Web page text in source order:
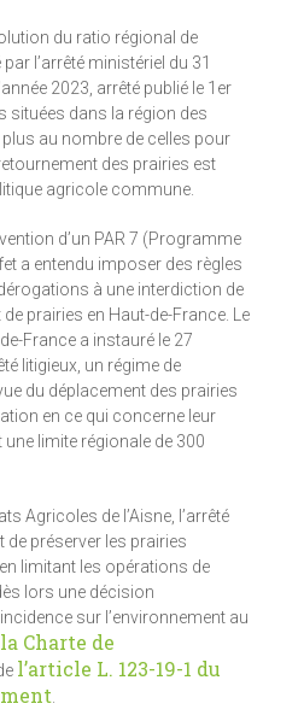
du ratio régional de
l’arrêté ministériel du 31
2023, arrêté publié le 1er
situées dans la région des
au nombre de celles pour
des prairies est
agricole commune.
d’un PAR 7 (Programme
a entendu imposer des règles
à une interdiction de
prairies en Haut-de-France. Le
France a instauré le 27
litigieux, un régime de
du déplacement des prairies
en ce qui concerne leur
limite régionale de 300
Agricoles de l’Aisne, l’arrêté
préserver les prairies
limitant les opérations de
lors une décision
sur l’environnement au
Charte de
l’article L. 123-19-1 du